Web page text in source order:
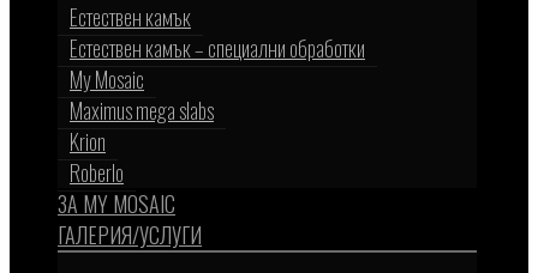
Естествен камък
Естествен камък – специални обработки
My Mosaic
Maximus mega slabs
Krion
Roberlo
ЗА MY MOSAIC
ГАЛЕРИЯ/УСЛУГИ